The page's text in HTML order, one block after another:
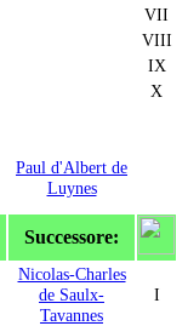
VII
VIII
IX
X
Paul d'Albert de
Luynes
Successore:
Nicolas-Charles
de Saulx-
Tavannes
I